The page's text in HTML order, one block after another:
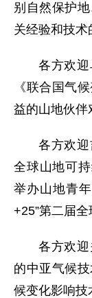
别自然保护
关经验和技术
各方欢
《联合国气
益的山地伙伴
各方欢
全球山地可
举办山地青
+25”第二届全
各方欢
的中亚气候
候变化影响技